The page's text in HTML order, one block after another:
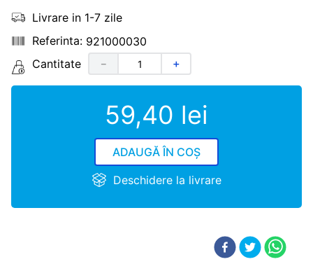
Livrare in 1-7 zile
921000030
Cantitate
＋
－
59,40 lei
ADAUGĂ ÎN COȘ
Deschidere la livrare